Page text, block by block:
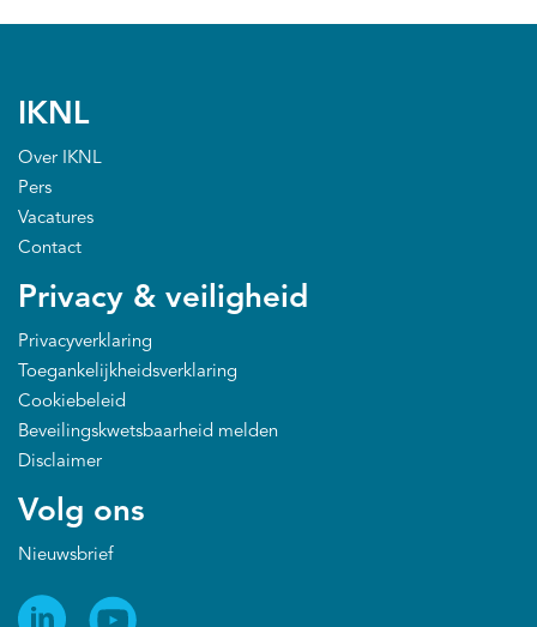
IKNL
Over IKNL
Pers
Vacatures
Contact
Privacy & veiligheid
Privacyverklaring
Toegankelijkheidsverklaring
Cookiebeleid
Beveilingskwetsbaarheid melden
Disclaimer
Volg ons
Nieuwsbrief